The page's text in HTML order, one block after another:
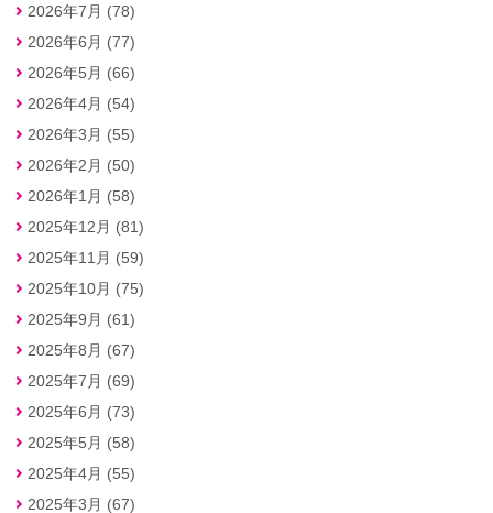
2026年7月 (78)
2026年6月 (77)
2026年5月 (66)
2026年4月 (54)
2026年3月 (55)
2026年2月 (50)
2026年1月 (58)
2025年12月 (81)
2025年11月 (59)
2025年10月 (75)
2025年9月 (61)
2025年8月 (67)
2025年7月 (69)
2025年6月 (73)
2025年5月 (58)
2025年4月 (55)
2025年3月 (67)